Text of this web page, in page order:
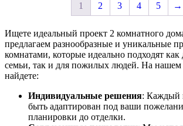
1 2 3 4 5 →
Ищете идеальный проект 2 комнатного
предлагаем разнообразные и уникальные
комнатами, которые идеально подходят как
семьи, так и для пожилых людей. На нашем
найдете:
Индивидуальные решения: Каждый
быть адаптирован под ваши
планировки до отделки.